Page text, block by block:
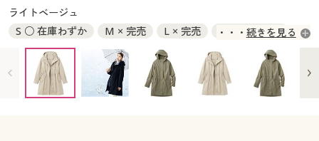
大きいサイズ 事務・制服
カタログ・チラシからのご注文
デジタルカタログ
カタログ無料プレゼント
カタログ無料プレゼント
会員メニュー
ライトベージュ
S ○ 在庫わずか
M × 完売 L × 完売
LL × 入荷未定
3L × 入荷未定
続きを見る